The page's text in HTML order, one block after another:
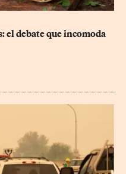
el debate que incomoda